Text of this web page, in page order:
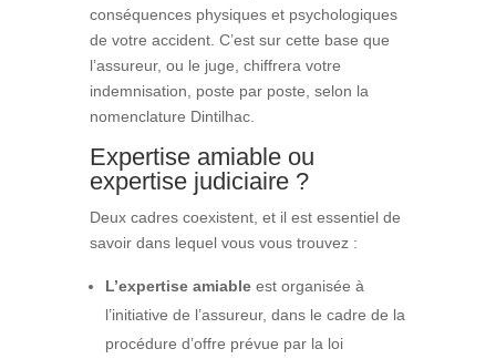
conséquences physiques et psychologiques
de votre accident. C’est sur cette base que
l’assureur, ou le juge, chiffrera votre
indemnisation, poste par poste, selon la
nomenclature Dintilhac.
Expertise amiable ou
expertise judiciaire ?
Deux cadres coexistent, et il est essentiel de
savoir dans lequel vous vous trouvez :
L’expertise amiableest organisée à
l’initiative de l’assureur, dans le cadre de la
procédure d’offre prévue par la loi